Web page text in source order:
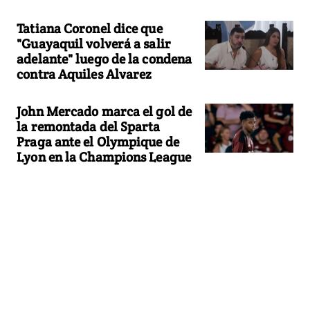
Tatiana Coronel dice que
"Guayaquil volverá a salir
adelante" luego de la condena
contra Aquiles Alvarez
John Mercado marca el gol de
la remontada del Sparta
Praga ante el Olympique de
Lyon en la Champions League